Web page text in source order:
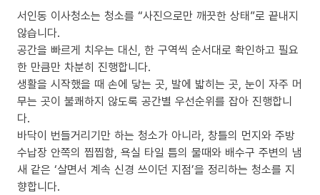
서인동 이사청소는 청소를 “사진으로만 깨끗한 상태”로 끝내지
않습니다.
공간을 빠르게 치우는 대신, 한 구역씩 순서대로 확인하고 필요
한 만큼만 차분히 진행합니다.
생활을 시작했을 때 손에 닿는 곳, 발에 밟히는 곳, 눈이 자주 머
무는 곳이 불쾌하지 않도록 공간별 우선순위를 잡아 진행합니
다.
바닥이 번들거리기만 하는 청소가 아니라, 창틀의 먼지와 주방
수납장 안쪽의 찝찝함, 욕실 타일 틈의 물때와 배수구 주변의 냄
새 같은 ‘살면서 계속 신경 쓰이던 지점’을 정리하는 청소를 지
향합니다.